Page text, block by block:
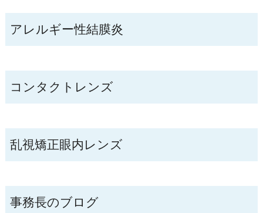
アレルギー性結膜炎
コンタクトレンズ
乱視矯正眼内レンズ
事務長のブログ